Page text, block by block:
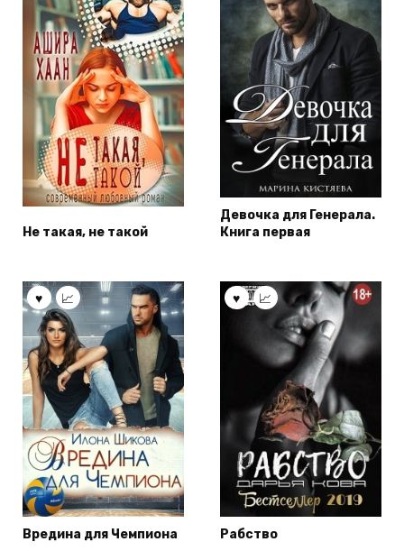
Не такая, не такой
Девочка для Генерала.
Книга первая
Вредина для Чемпиона Рабство